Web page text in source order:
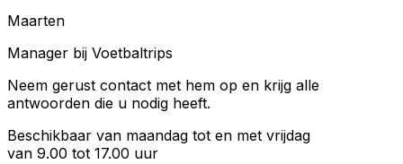
Maarten
Manager bij Voetbaltrips
Neem gerust contact met hem op en krijg alle
antwoorden die u nodig heeft.
Beschikbaar van maandag tot en met vrijdag
van 9.00 tot 17.00 uur